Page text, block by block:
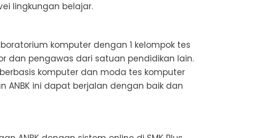
lingkungan belajar.
komputer dengan 1 kelompok tes
dan pengawas dari satuan pendidikan lain.
komputer dan moda tes komputer
ANBK ini dapat berjalan dengan baik dan